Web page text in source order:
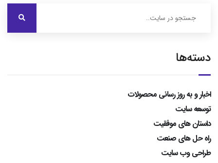
دسته‌ها
اخبار و به روز رسانی محصولات
توسعه سایت
داستان های موفقیت
راه حل های صنعت
طراحی وب سایت